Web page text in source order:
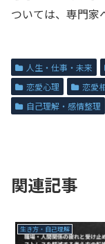
ついては、専門家
人生・仕事・未来
恋愛心理
恋愛
自己理解・感情整理
関連記事
生き方・自己理解